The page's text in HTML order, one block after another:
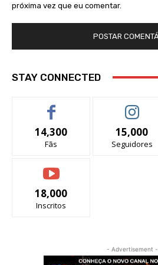
próxima vez que eu comentar.
STAY CONNECTED
14,300
Fãs
15,000
Seguidores
18,000
Inscritos
- Advertisement -